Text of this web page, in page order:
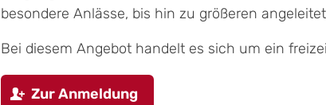
besondere Anlässe, bis hin zu größeren
Bei diesem Angebot handelt es sich um ein
Zur Anmeldung